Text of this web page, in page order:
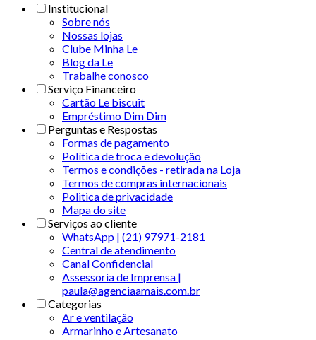
Institucional
Sobre nós
Nossas lojas
Clube Minha Le
Blog da Le
Trabalhe conosco
Serviço Financeiro
Cartão Le biscuit
Empréstimo Dim Dim
Perguntas e Respostas
Formas de pagamento
Política de troca e devolução
Termos e condições - retirada na Loja
Termos de compras internacionais
Politica de privacidade
Mapa do site
Serviços ao cliente
WhatsApp | (21) 97971-2181
Central de atendimento
Canal Confidencial
Assessoria de Imprensa |
paula@agenciaamais.com.br
Categorias
Ar e ventilação
Armarinho e Artesanato